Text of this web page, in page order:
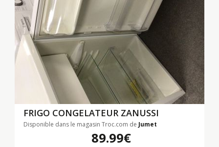
FRIGO CONGELATEUR ZANUSSI
Disponible dans le magasin Troc.com de Jumet
89.99€